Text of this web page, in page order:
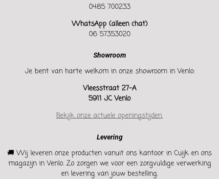
0485 700233
WhatsApp (alleen chat)
06 57353020
Showroom
Je bent van harte welkom in onze showroom in Venlo:
Vleesstraat 27-A
5911 JC Venlo
Bekijk onze actuele openingstijden.
Levering
🚚 Wij leveren onze producten vanuit ons kantoor in Cuijk en ons
magazijn in Venlo. Zo zorgen we voor een zorgvuldige verwerking
en levering van jouw bestelling.